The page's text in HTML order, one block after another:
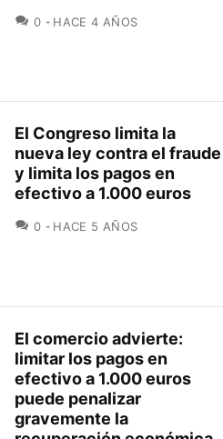
0 COMENTARIOS
HACE 4 AÑOS
El Congreso limita la
nueva ley contra el fraude
y limita los pagos en
efectivo a 1.000 euros
0 COMENTARIOS
HACE 5 AÑOS
El comercio advierte:
limitar los pagos en
efectivo a 1.000 euros
puede penalizar
gravemente la